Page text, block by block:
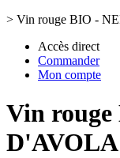
> Vin rouge BIO -
Accès direct
Commander
Mon compte
Vin
D'AVOLA